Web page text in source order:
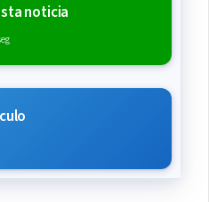
noticia